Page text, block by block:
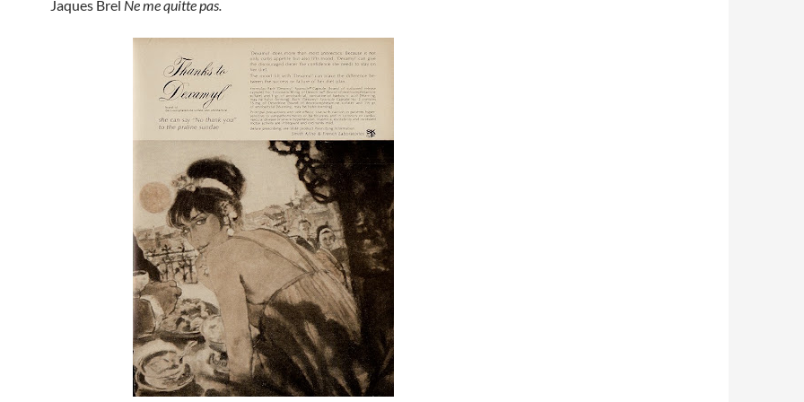
Jaques Brel Ne me quitte pas.